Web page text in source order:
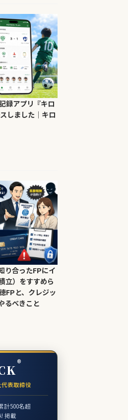
録アプリ『キロ
しました｜キロ
り合ったFPにイ
立）をすすめら
FPと、クレジッ
るべきこと
®
表取締役
計500名超
掲載